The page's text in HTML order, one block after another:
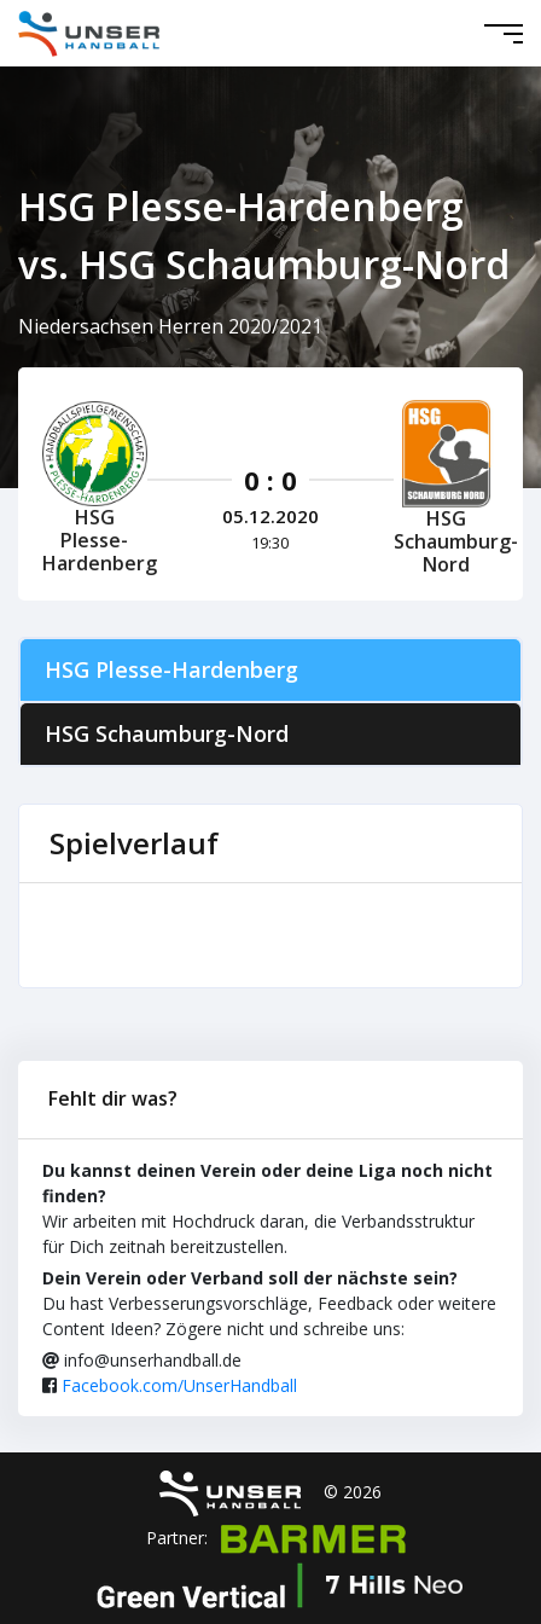
HSG Plesse-Hardenberg
vs. HSG Schaumburg-Nord
Niedersachsen Herren 2020/2021
HSG
Plesse-
Hardenberg
0 : 0
05.12.2020
19:30
HSG
Schaumburg-
Nord
HSG Plesse-Hardenberg
HSG Schaumburg-Nord
Spielverlauf
Fehlt dir was?
Du kannst deinen Verein oder deine Liga noch nicht
finden?
Wir arbeiten mit Hochdruck daran, die Verbandsstruktur
für Dich zeitnah bereitzustellen.
Dein Verein oder Verband soll der nächste sein?
Du hast Verbesserungsvorschläge, Feedback oder weitere
Content Ideen? Zögere nicht und schreibe uns:
info@unserhandball.de
Facebook.com/UnserHandball
© 2026
Partner: